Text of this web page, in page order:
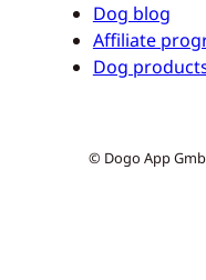
Dog blog
Affiliate
Dog
© Dogo App